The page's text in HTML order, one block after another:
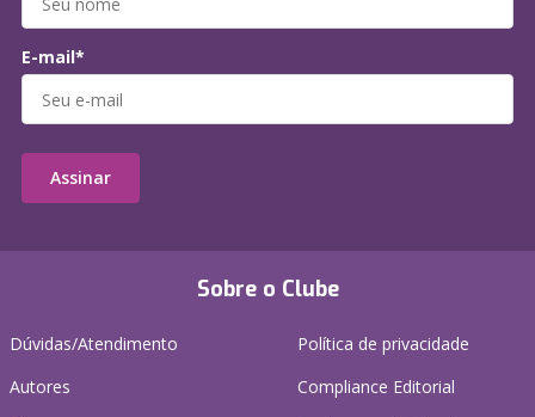
Sobre o Clube
Dúvidas/Atendimento
Autores
Política de privacidade
Compliance Editorial
E-mail*
Assinar